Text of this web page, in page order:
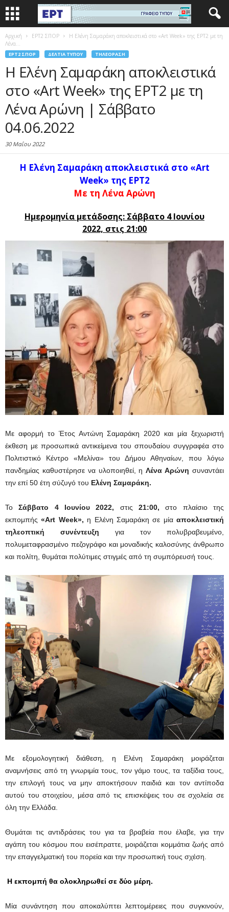
Αρχική EΡΤ2 ΣΠΟΡ
Η Ελένη Σαμαράκη αποκλειστικά στο «Art Week» της ΕΡΤ2 με τη
Λένα...
EΡΤ2 ΣΠΟΡ ΔΕΛΤΊΑ ΤΎΠΟΥ ΤΗΛΕΌΡΑΣΗ
Η Ελένη Σαμαράκη αποκλειστικά
στο «Art Week» της ΕΡΤ2 με τη
Λένα Αρώνη | Σάββατο
04.06.2022
30 Μαΐου 2022
Η Ελένη Σαμαράκη αποκλειστικά στο «Art
Week» της ΕΡΤ2
Mε τη Λένα Αρώνη
Ημερομηνία μετάδοσης: Σάββατο 4 Ιουνίου
2022, στις 21:00
Με αφορμή το Έτος Αντώνη Σαμαράκη 2020 και μία ξεχωριστή
έκθεση με προσωπικά αντικείμενα του σπουδαίου συγγραφέα στο
Πολιτιστικό Κέντρο «Μελίνα» του Δήμου Αθηναίων, που λόγω
πανδημίας καθυστέρησε να υλοποιηθεί, ηΛένα Αρώνη συναντάει
την επί 50 έτη σύζυγό του Ελένη Σαμαράκη.
ΤοΣάββατο 4 Ιουνίου 2022, στις21:00, στο πλαίσιο της
εκπομπής«Art Week», η Ελένη Σαμαράκη σε μία αποκλειστική
τηλεοπτική συνέντευξη για τον πολυβραβευμένο,
πολυμεταφρασμένο πεζογράφο και μοναδικής καλοσύνης άνθρωπο
και πολίτη, θυμάται πολύτιμες στιγμές από τη συμπόρευσή τους.
Με εξομολογητική διάθεση, η Ελένη Σαμαράκη μοιράζεται
αναμνήσεις από τη γνωριμία τους, τον γάμο τους, τα ταξίδια τους,
την επιλογή τους να μην αποκτήσουν παιδιά και τον αντίποδα
αυτού του στοιχείου, μέσα από τις επισκέψεις του σε σχολεία σε
όλη την Ελλάδα.
Θυμάται τις αντιδράσεις του για τα βραβεία που έλαβε, για την
αγάπη του κόσμου που εισέπραττε, μοιράζεται κομμάτια ζωής από
την επαγγελματική του πορεία και την προσωπική τους σχέση.
Η εκπομπή θα ολοκληρωθεί σε δύο μέρη.
Μία συνάντηση που αποκαλύπτει λεπτομέρειες που συγκινούν,